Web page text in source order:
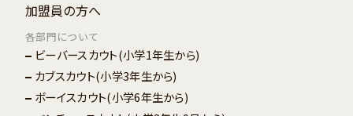
加盟員の方へ
各部門について
ビーバースカウト(小学1年生から)
カブスカウト(小学3年生から)
ボーイスカウト(小学6年生から)